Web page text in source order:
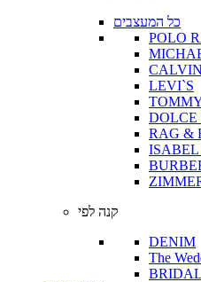
כל המעצבים
POLO
LEVI`S
RAG &
קנה לפי
DENIM
The
BRIDAL